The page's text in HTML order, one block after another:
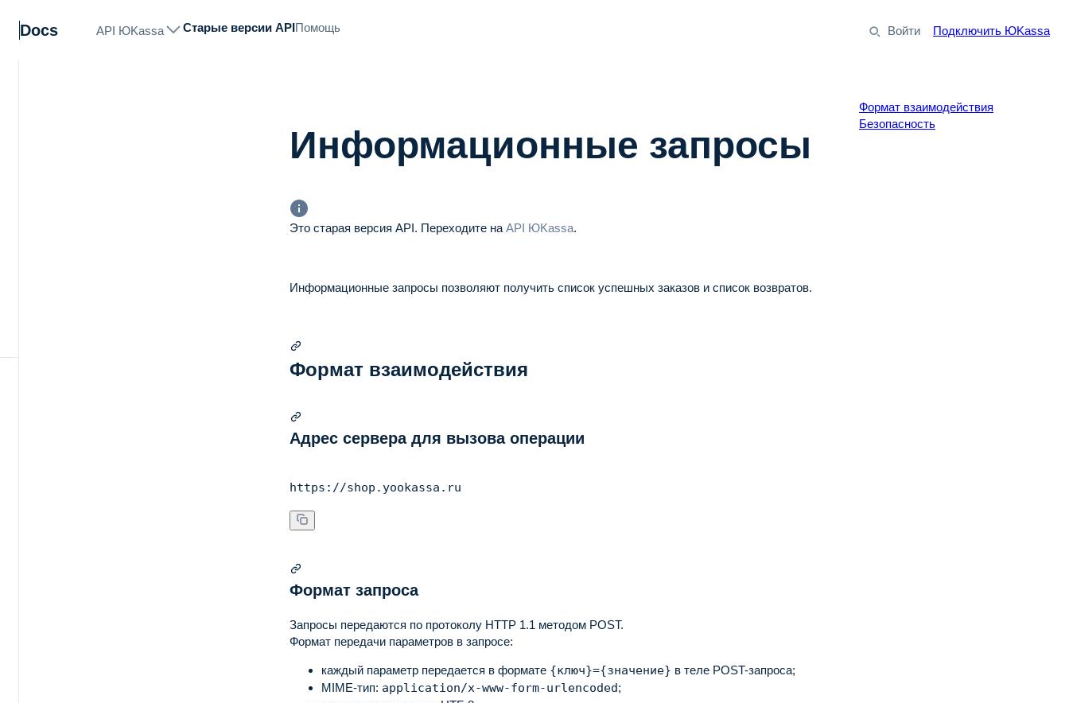
Docs API ЮKassa Старые версии APIПомощь Войти Подключить ЮKassa
Информационные запросы
Это старая версия API. Переходите на API ЮKassa.
Информационные запросы позволяют получить список успешных заказов и список возвратов.
Формат взаимодействия
Адрес сервера для вызова операции
Формат запроса
Запросы передаются по протоколу HTTP 1.1 методом POST.
Формат передачи параметров в запросе:
каждый параметр передается в формате {ключ}={значение} в теле POST-запроса;
MIME-тип: application/x-www-form-urlencoded;
Формат взаимодействия
Безопасность